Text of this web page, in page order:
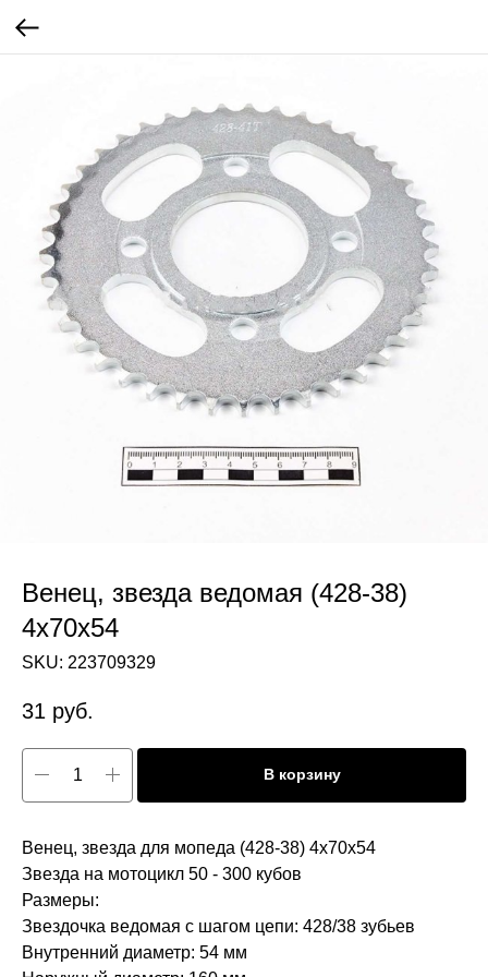
Венец, звезда ведомая (428-38)
4х70х54
SKU: 223709329
31 руб.
В корзину
Венец, звезда для мопеда (428-38) 4х70х54
Звезда на мотоцикл 50 - 300 кубов
Размеры:
Звездочка ведомая с шагом цепи: 428/38 зубьев
Внутренний диаметр: 54 мм